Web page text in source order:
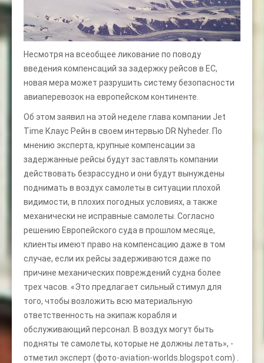
Несмотря на всеобщее ликование по поводу
введения компенсаций за задержку рейсов в ЕС,
новая мера может разрушить систему безопасности
авиаперевозок на европейском континенте.
Об этом заявил на этой неделе глава компании Jet
Time Клаус Рейн в своем интервью DR Nyheder. По
мнению эксперта, крупные компенсации за
задержанные рейсы будут заставлять компании
действовать безрассудно и они будут вынуждены
поднимать в воздух самолеты в ситуации плохой
видимости, в плохих погодных условиях, а также
механически не исправные самолеты. Согласно
решению Европейского суда в прошлом месяце,
клиенты имеют право на компенсацию даже в том
случае, если их рейсы задерживаются даже по
причине механических повреждений судна более
трех часов. «Это предлагает сильный стимул для
того, чтобы возложить всю материальную
ответственность на экипаж корабля и
обслуживающий персонал. В воздух могут быть
подняты те самолеты, которые не должны летать», -
отметил эксперт (фото-aviation-worlds.blogspot.com) .